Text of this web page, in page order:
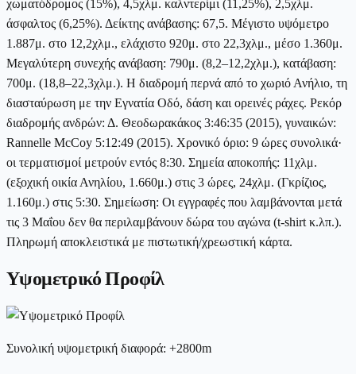
χωματόδρομος (15%), 4,5χλμ. καλντερίμι (11,25%), 2,5χλμ.
άσφαλτος (6,25%). Δείκτης ανάβασης: 67,5. Μέγιστο υψόμετρο
1.887μ. στο 12,2χλμ., ελάχιστο 920μ. στο 22,3χλμ., μέσο 1.360μ.
Μεγαλύτερη συνεχής ανάβαση: 790μ. (8,2–12,2χλμ.), κατάβαση:
700μ. (18,8–22,3χλμ.). Η διαδρομή περνά από το χωριό Ανήλιο, τη
διασταύρωση με την Εγνατία Οδό, δάση και ορεινές ράχες. Ρεκόρ
διαδρομής ανδρών: Δ. Θεοδωρακάκος 3:46:35 (2015), γυναικών:
Rannelle McCoy 5:12:49 (2015). Χρονικό όριο: 9 ώρες συνολικά·
οι τερματισμοί μετρούν εντός 8:30. Σημεία αποκοπής: 11χλμ.
(εξοχική οικία Ανηλίου, 1.660μ.) στις 3 ώρες, 24χλμ. (Γκρίζιος,
1.160μ.) στις 5:30. Σημείωση: Οι εγγραφές που λαμβάνονται μετά
τις 3 Μαΐου δεν θα περιλαμβάνουν δώρα του αγώνα (t-shirt κ.λπ.).
Πληρωμή αποκλειστικά με πιστωτική/χρεωστική κάρτα.
Υψομετρικό Προφίλ
Συνολική υψομετρική διαφορά: +2800m